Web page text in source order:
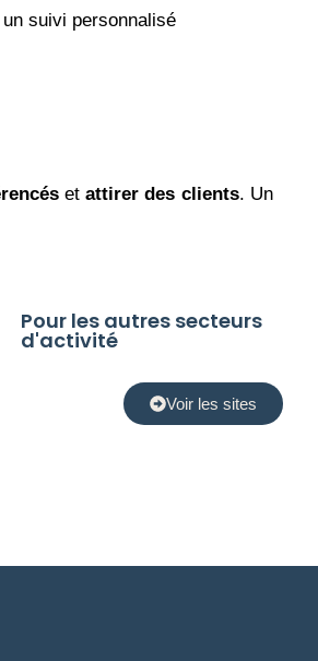
suivi personnalisé
etattirer des clients. Un
Pour les autres secteurs
d'activité
Voir les sites